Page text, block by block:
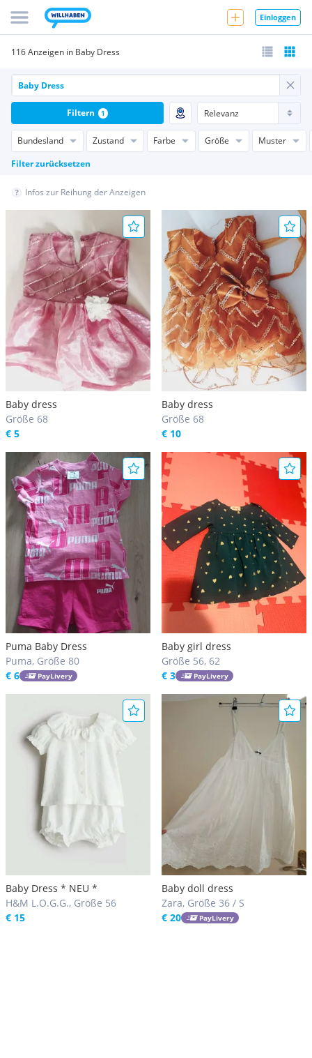
Einloggen
116 Anzeigen in Baby Dress
Bundesland Zustand Farbe Größe
Muster
Filter zurücksetzen
Filtern 1
Infos zur Reihung der Anzeigen
Baby dress
Größe 68
€ 5
Baby dress
Größe 68
€ 10
Puma Baby Dress
Puma, Größe 80
€ 6
PayLivery
Baby girl dress
Größe 56, 62
€ 3
PayLivery
Baby Dress * NEU *
H&M L.O.G.G., Größe 56
€ 15
Baby doll dress
Zara, Größe 36 / S
€ 20
PayLivery